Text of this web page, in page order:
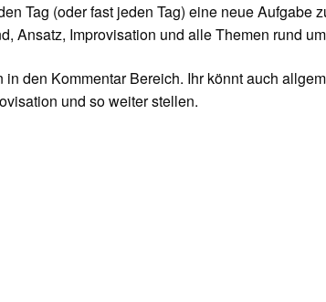
Tag (oder fast jeden Tag) eine neue Aufgabe
Ansatz, Improvisation und alle Themen rund
den Kommentar Bereich. Ihr könnt auch
und so weiter stellen.